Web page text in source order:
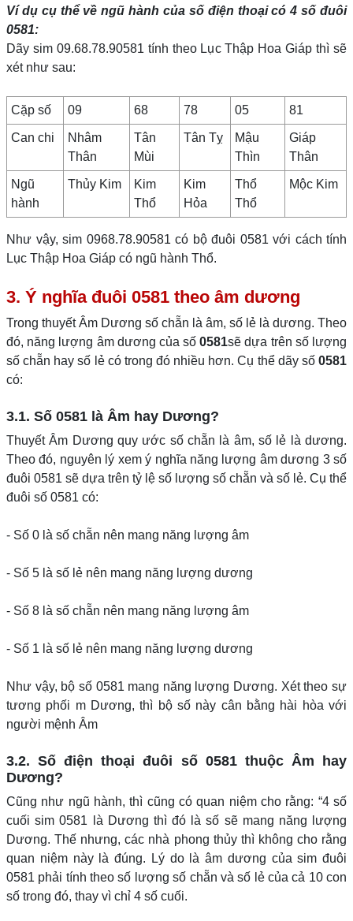
Ví dụ cụ thể về ngũ hành của số điện thoại có 4 số đuôi
0581:
Dãy sim 09.68.78.90581 tính theo Lục Thập Hoa Giáp thì sẽ
xét như sau:
Cặp số 09 68 78 05 81
Can chi
Nhâm
Thân
Tân
Mùi
Tân Tỵ
Mậu
Thìn
Giáp
Thân
Ngũ
hành
Thủy Kim
Kim
Thổ
Kim
Hỏa
Thổ
Thổ
Mộc Kim
Như vậy, sim 0968.78.90581 có bộ đuôi 0581 với cách tính
Lục Thập Hoa Giáp có ngũ hành Thổ.
3. Ý nghĩa đuôi 0581 theo âm dương
Trong thuyết Âm Dương số chẵn là âm, số lẻ là dương. Theo
đó, năng lượng âm dương của số0581sẽ dựa trên số lượng
số chẵn hay số lẻ có trong đó nhiều hơn. Cụ thể dãy số 0581
có:
3.1. Số 0581 là Âm hay Dương?
Thuyết Âm Dương quy ước số chẵn là âm, số lẻ là dương.
Theo đó, nguyên lý xem ý nghĩa năng lượng âm dương 3 số
đuôi 0581 sẽ dựa trên tỷ lệ số lượng số chẵn và số lẻ. Cụ thể
đuôi số 0581 có:
- Số 0 là số chẵn nên mang năng lượng âm
- Số 5 là số lẻ nên mang năng lượng dương
- Số 8 là số chẵn nên mang năng lượng âm
- Số 1 là số lẻ nên mang năng lượng dương
Như vậy, bộ số 0581 mang năng lượng Dương. Xét theo sự
tương phối m Dương, thì bộ số này cân bằng hài hòa với
người mệnh Âm
3.2. Số điện thoại đuôi số 0581 thuộc Âm hay
Dương?
Cũng như ngũ hành, thì cũng có quan niệm cho rằng: “4 số
cuối sim 0581 là Dương thì đó là số sẽ mang năng lượng
Dương. Thế nhưng, các nhà phong thủy thì không cho rằng
quan niệm này là đúng. Lý do là âm dương của sim đuôi
0581 phải tính theo số lượng số chẵn và số lẻ của cả 10 con
số trong đó, thay vì chỉ 4 số cuối.